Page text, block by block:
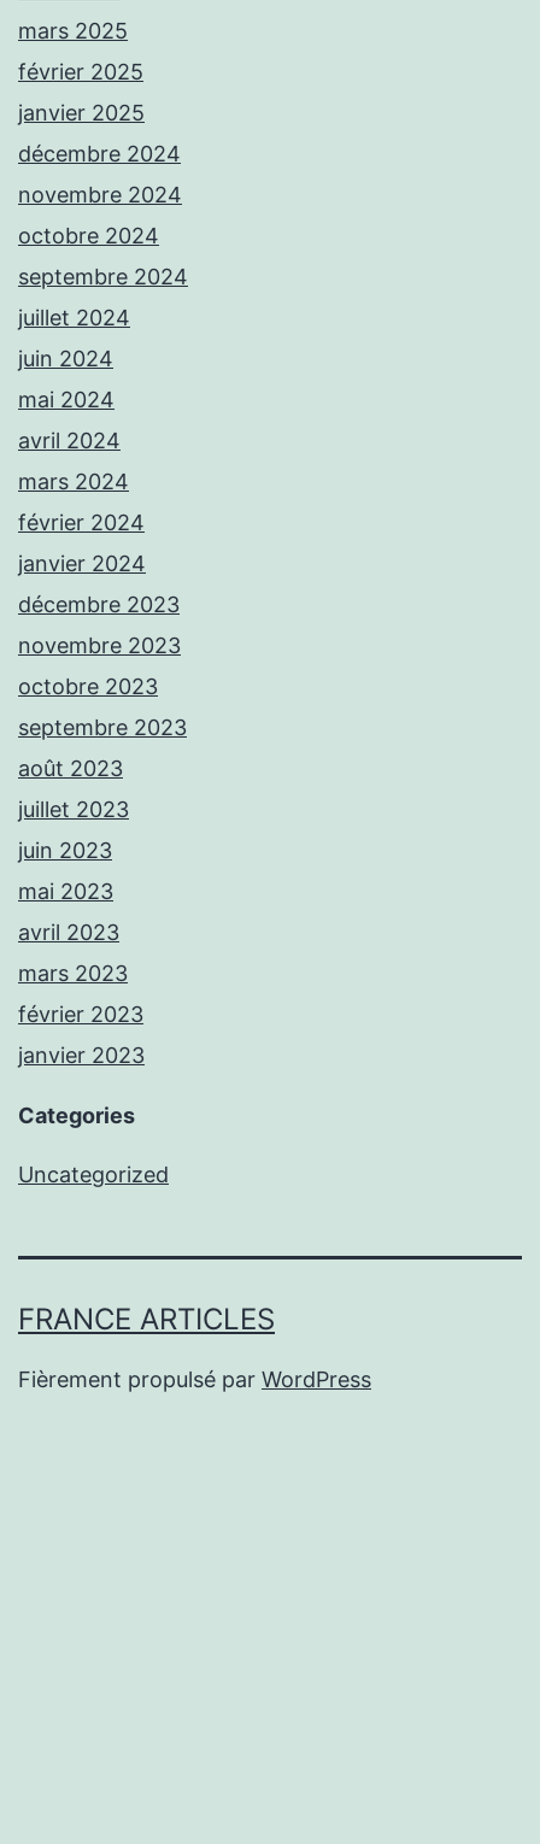
mars 2025
février 2025
janvier 2025
décembre 2024
novembre 2024
octobre 2024
septembre 2024
juillet 2024
juin 2024
mai 2024
avril 2024
mars 2024
février 2024
janvier 2024
décembre 2023
novembre 2023
octobre 2023
septembre 2023
août 2023
juillet 2023
juin 2023
mai 2023
avril 2023
mars 2023
février 2023
janvier 2023
Categories
Uncategorized
FRANCE ARTICLES
Fièrement propulsé par WordPress